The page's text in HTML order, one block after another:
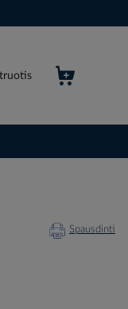
Spausdinti